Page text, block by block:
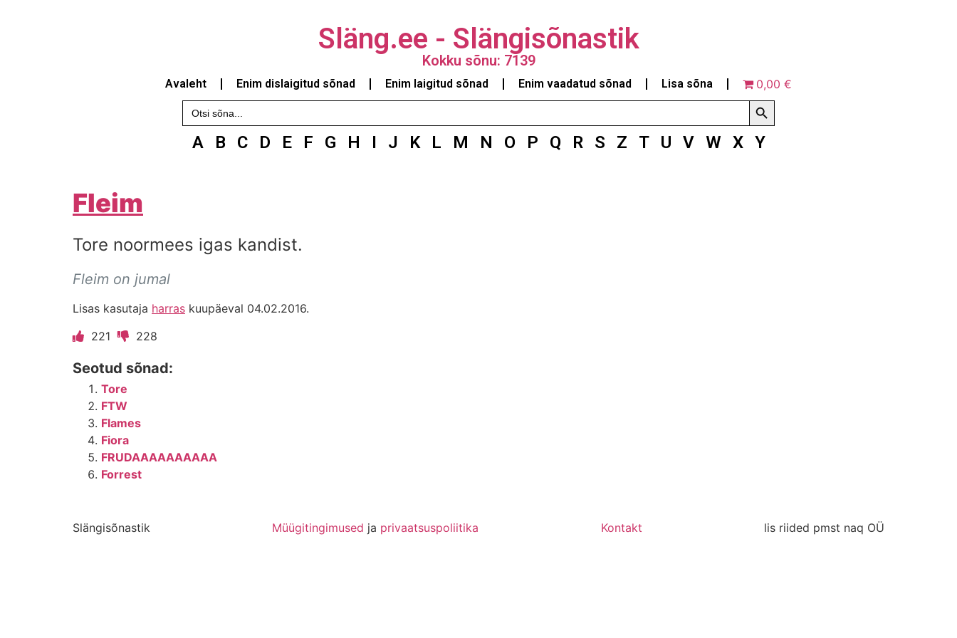
Släng.ee - Slängisõnastik
Kokku sõnu: 7139
Avaleht Enim dislaigitud sõnad Enim laigitud sõnad Enim vaadatud sõnad Lisa sõna
0,00 €
Search
for:
Search Button
A B C D E F G H I J K L M N O P Q R S Z T U V W X Y
Fleim
Tore noormees igas kandist.
Fleim on jumal
Lisas kasutaja harras kuupäeval 04.02.2016.
221
228
Seotud sõnad:
Tore
FTW
Flames
Fiora
FRUDAAAAAAAAAA
Forrest
Slängisõnastik Müügitingimused ja privaatsuspoliitika Kontakt lis riided pmst naq OÜ